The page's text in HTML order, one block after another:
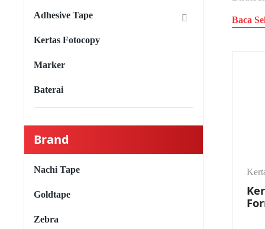
Adhesive Tape
Kertas Fotocopy
Marker
Baterai
Brand
Nachi Tape
Goldtape
Zebra
jenis
Baca